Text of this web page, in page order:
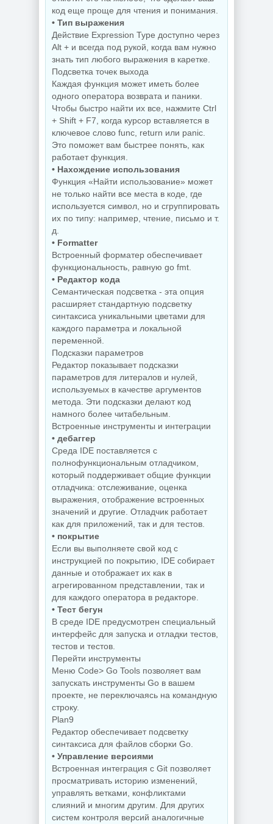
AppControl
1.4.0.415
приложениями
Windows 10
LTSC Full Июль
2026
NEW
Windows 11 Pro
26H1 Build
28120.2546 by
OneSmiLe
NEW
Windows 11 25H2
Build 26200.8655
by Sergei Strelec
NEW
Windows 10 LTSC
2019 x64 WPI by
AG 07.2026
NEW
Windows 11
SuperLite Pro
28000.2525 by
Revision
NEW
Blackmagic
Design DaVinci
21.0.3 Build 7 by
KpoJIuK
NEW
Создание
электронных
схем KiCad 10.0.5
NEW
Видеоплеер для
ПК KMPlayer
4.2.3.37 Plus
Графический
Bridge 2026
16.0.5.19 by 7997
NEW
Мониторинг
Интернет
загрузчик Internet
Download Manager
6.43 Build 7 by
KpoJIuK
Увеличение фото
Topaz Gigapixel
1.3.2 by KpoJIuK
код еще проще для чтения и понимания.
• Тип выражения
Действие Expression Type доступно через
Alt + и всегда под рукой, когда вам нужно
знать тип любого выражения в каретке.
Подсветка точек выхода
Каждая функция может иметь более
одного оператора возврата и паники.
Чтобы быстро найти их все, нажмите Ctrl
+ Shift + F7, когда курсор вставляется в
ключевое слово func, return или panic.
Это поможет вам быстрее понять, как
работает функция.
• Нахождение использования
Функция «Найти использование» может
не только найти все места в коде, где
используется символ, но и сгруппировать
их по типу: например, чтение, письмо и т.
д.
• Formatter
Встроенный форматер обеспечивает
функциональность, равную go fmt.
• Редактор кода
Семантическая подсветка - эта опция
расширяет стандартную подсветку
синтаксиса уникальными цветами для
каждого параметра и локальной
переменной.
Подсказки параметров
Редактор показывает подсказки
параметров для литералов и нулей,
используемых в качестве аргументов
метода. Эти подсказки делают код
намного более читабельным.
Встроенные инструменты и интеграции
• дебаггер
Среда IDE поставляется с
полнофункциональным отладчиком,
который поддерживает общие функции
отладчика: отслеживание, оценка
выражения, отображение встроенных
значений и другие. Отладчик работает
как для приложений, так и для тестов.
• покрытие
Если вы выполняете свой код с
инструкцией по покрытию, IDE собирает
данные и отображает их как в
агрегированном представлении, так и
для каждого оператора в редакторе.
• Тест бегун
В среде IDE предусмотрен специальный
интерфейс для запуска и отладки тестов,
тестов и тестов.
Перейти инструменты
Меню Code> Go Tools позволяет вам
запускать инструменты Go в вашем
проекте, не переключаясь на командную
строку.
Plan9
Редактор обеспечивает подсветку
синтаксиса для файлов сборки Go.
• Управление версиями
Встроенная интеграция с Git позволяет
просматривать историю изменений,
управлять ветками, конфликтами
слияний и многим другим. Для других
систем контроля версий аналогичные